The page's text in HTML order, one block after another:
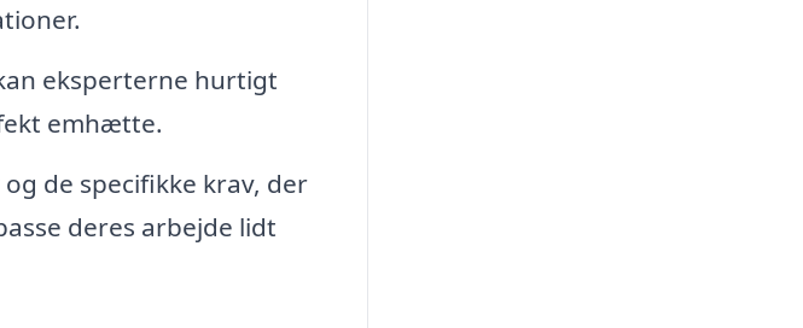
eksperterne hurtigt
emhætte.
de specifikke krav, der
deres arbejde lidt